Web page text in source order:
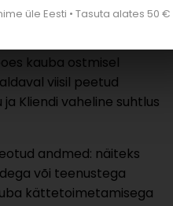
number, kui makseid
kauba ostmisel
viisil peetud
Kliendi vaheline suhtlus
andmed: näiteks
või teenustega
kättetoimetamisega
üle Eesti • Tasuta alates 50 €